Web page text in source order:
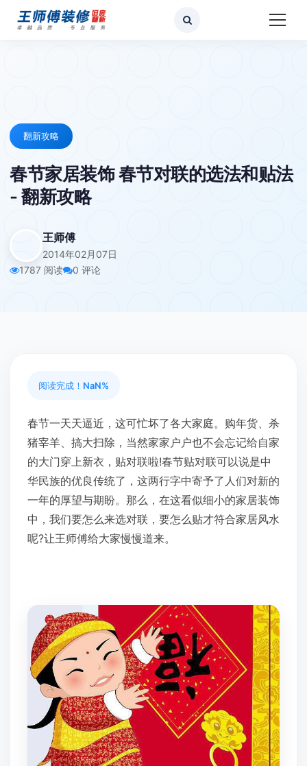
翻新攻略
春节家居装饰 春节对联的选法和贴法
- 翻新攻略
王师傅
2014年02月07日
1787 阅读
0 评论
阅读完成！ NaN%
春节一天天逼近，这可忙坏了各大家庭。购年货、杀
猪宰羊、搞大扫除，当然家家户户也不会忘记给自家
的大门穿上新衣，贴对联啦!春节贴对联可以说是中
华民族的优良传统了，这两行字中寄予了人们对新的
一年的厚望与期盼。那么，在这看似细小的家居装饰
中，我们要怎么来选对联，要怎么贴才符合家居风水
呢?让王师傅给大家慢慢道来。